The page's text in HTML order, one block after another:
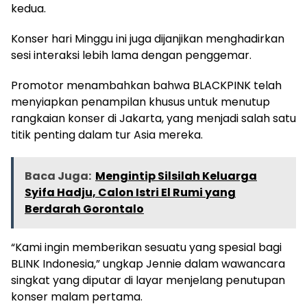
kedua.
Konser hari Minggu ini juga dijanjikan menghadirkan
sesi interaksi lebih lama dengan penggemar.
Promotor menambahkan bahwa BLACKPINK telah
menyiapkan penampilan khusus untuk menutup
rangkaian konser di Jakarta, yang menjadi salah satu
titik penting dalam tur Asia mereka.
Baca Juga: Mengintip Silsilah Keluarga
Syifa Hadju, Calon Istri El Rumi yang
Berdarah Gorontalo
“Kami ingin memberikan sesuatu yang spesial bagi
BLINK Indonesia,” ungkap Jennie dalam wawancara
singkat yang diputar di layar menjelang penutupan
konser malam pertama.